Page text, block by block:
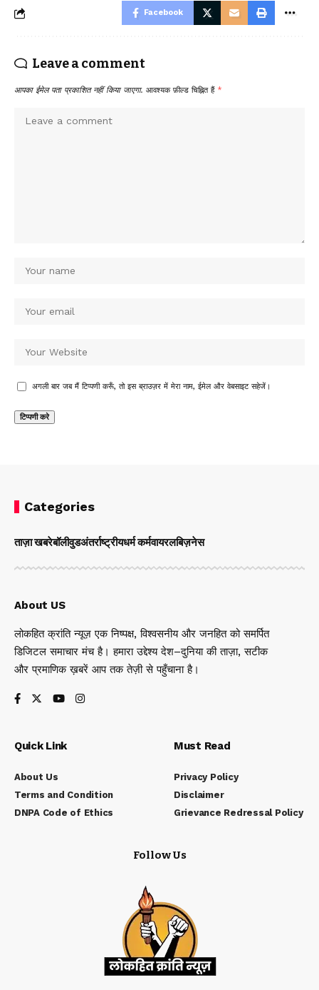
Facebook
Leave a comment
आपका ईमेल पता प्रकाशित नहीं किया जाएगा. आवश्यक फ़ील्ड चिह्नित हैं *
अगली बार जब मैं टिप्पणी करूँ, तो इस ब्राउज़र में मेरा नाम, ईमेल और वेबसाइट सहेजें।
Categories
ताज़ा खबरेबॉलीवुडअंतर्राष्ट्रीयधर्म कर्मवायरलबिज़नेस
About US
लोकहित क्रांति न्यूज़ एक निष्पक्ष, विश्वसनीय और जनहित को समर्पित
डिजिटल समाचार मंच है। हमारा उद्देश्य देश–दुनिया की ताज़ा, सटीक
और प्रमाणिक ख़बरें आप तक तेज़ी से पहुँचाना है।
Quick Link
About Us
Terms and Condition
DNPA Code of Ethics
Must Read
Privacy Policy
Disclaimer
Grievance Redressal Policy
Follow Us